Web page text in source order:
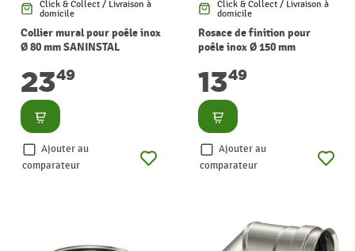
Click & Collect / Livraison à
domicile
Collier mural pour poêle inox
Ø 80 mm SANINSTAL
2349
Consulter
Ajouter au
comparateur
Click & Collect / Livraison à
domicile
Rosace de finition pour
poêle inox Ø 150 mm
1349
Consulter
Ajouter au
comparateur